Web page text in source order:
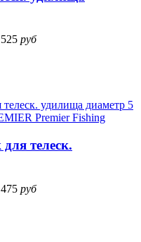
525 руб
телеск.
475 руб